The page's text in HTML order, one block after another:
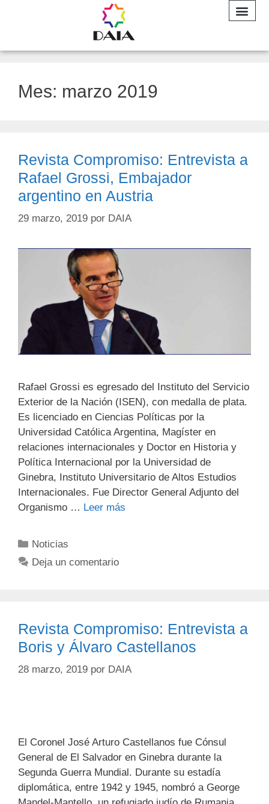
Mes: marzo 2019
Revista Compromiso: Entrevista a
Rafael Grossi, Embajador
argentino en Austria
29 marzo, 2019 por DAIA
Rafael Grossi es egresado del Instituto del Servicio
Exterior de la Nación (ISEN), con medalla de plata.
Es licenciado en Ciencias Políticas por la
Universidad Católica Argentina, Magíster en
relaciones internacionales y Doctor en Historia y
Política Internacional por la Universidad de
Ginebra, Instituto Universitario de Altos Estudios
Internacionales. Fue Director General Adjunto del
Organismo … Leer más
Noticias
Deja un comentario
Revista Compromiso: Entrevista a
Boris y Álvaro Castellanos
28 marzo, 2019 por DAIA
El Coronel José Arturo Castellanos fue Cónsul
General de El Salvador en Ginebra durante la
Segunda Guerra Mundial. Durante su estadía
diplomática, entre 1942 y 1945, nombró a George